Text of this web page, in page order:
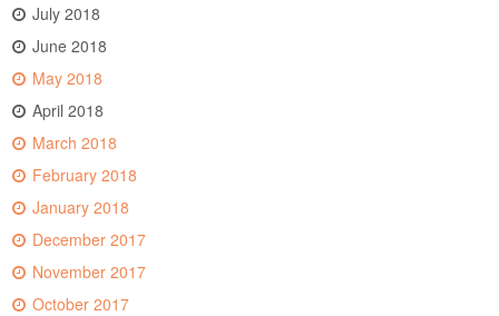
July 2018
June 2018
May 2018
April 2018
March 2018
February 2018
January 2018
December 2017
November 2017
October 2017